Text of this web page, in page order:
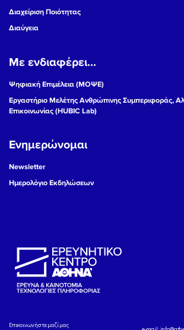
Διαχείριση Ποιότητας
Διαύγεια
Με ενδιαφέρει...
Ψηφιακή Επιμέλεια (ΜΟΨΕ)
Εργαστήριο Μελέτης Ανθρώπινης Συμπεριφοράς,
Επικοινωνίας (HUBIC Lab)
Ενημερώνομαι
Newsletter
Ημερολόγιο Εκδηλώσεων
Eπικοινωνήστε μαζί μας